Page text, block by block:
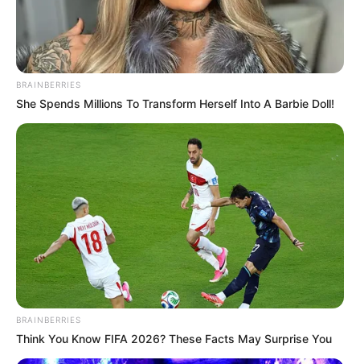
Cárdenas.
BRAINBERRIES
She Spends Millions To Transform Herself Into A Barbie Doll!
BRAINBERRIES
Think You Know FIFA 2026? These Facts May Surprise You